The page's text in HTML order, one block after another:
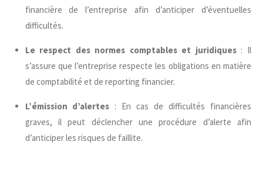
financière de l’entreprise afin d’anticiper d’éventuelles
difficultés.
Le respect des normes comptables et juridiques: Il
s’assure que l’entreprise respecte les obligations en matière
de comptabilité et de reporting financier.
L’émission d’alertes : En cas de difficultés financières
graves, il peut déclencher une procédure d’alerte afin
d’anticiper les risques de faillite.